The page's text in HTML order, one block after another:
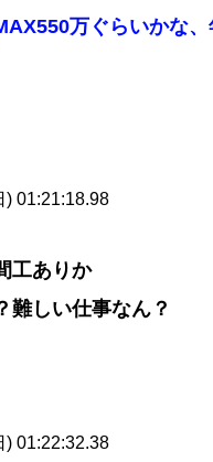
万ぐらいかな、
) 01:21:18.98
工ありか
難しい仕事なん？
) 01:22:32.38